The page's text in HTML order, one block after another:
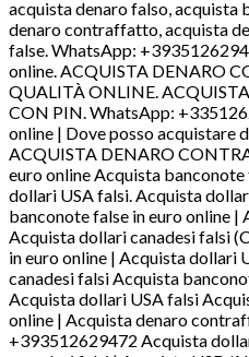
acquista denaro falso, acquista
denaro contraffatto, acquista
false. WhatsApp:
online. ACQUISTA DENARO
QUALITÀ ONLINE.
CON PIN. WhatsApp:
online | Dove posso acquistare
ACQUISTA DENARO
euro online Acquista
dollari USA falsi. Acquista
banconote false in euro online |
Acquista dollari canadesi falsi
in euro online | Acquista dollari
canadesi falsi Acquista
Acquista dollari USA falsi
online | Acquista denaro
+393512629472 Acquista